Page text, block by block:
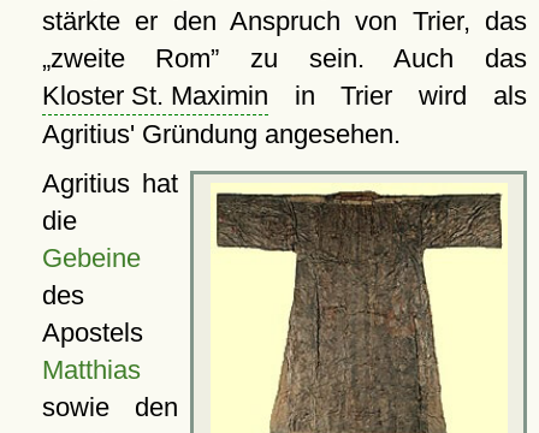
stärkte er den Anspruch von Trier, das
zweite Rom
zu sein. Auch das
Kloster St. Maximin in Trier wird als
Agritius' Gründung angesehen.
Agritius hat
die
Gebeine
des
Apostels
Matthias
sowie den